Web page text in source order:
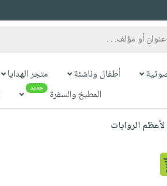
أطفال وناشئة متجر الهدايا
المطبخ والسفرة جديد
الروايات